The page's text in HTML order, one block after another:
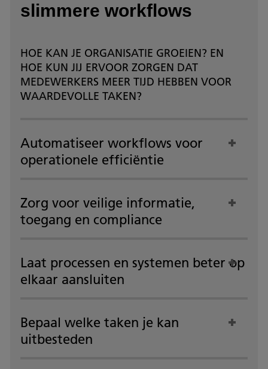
slimmere workflows
HOE KAN JE ORGANISATIE GROEIEN? EN
HOE KUN JIJ ERVOOR ZORGEN DAT
MEDEWERKERS MEER TIJD HEBBEN VOOR
WAARDEVOLLE TAKEN?
Automatiseer workflows voor
operationele efficiëntie
Zorg voor veilige informatie,
toegang en compliance
Laat processen en systemen beter op
elkaar aansluiten
Bepaal welke taken je kan
uitbesteden